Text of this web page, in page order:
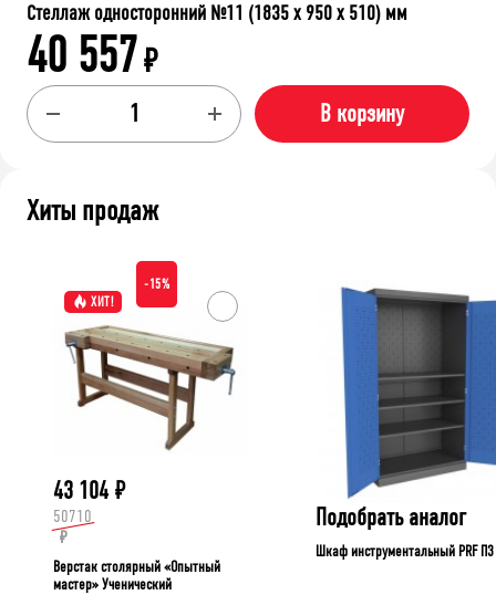
Стеллаж односторонний №11 (1835 х 950 х 510) мм
40 557₽
В корзину
Хиты продаж
ХИТ!
-15%
43 104 ₽
50710
₽
Верстак столярный «Опытный
мастер» Ученический
Подобрать аналог
Шкаф инструментальный PRF П3